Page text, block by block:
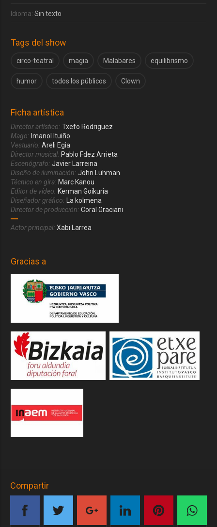
Idioma:Sin texto
Tags del show
circo-teatral magia Malabares equilibrismo
humor todos los públicos Clown
Ficha artística
Director artístico: Txefo Rodriguez
Mago: Imanol Ituiño
Vestuario: Areli Egia
Director musical: Pablo Fdez Arrieta
Escenógrafo: Javier Larreina
Diseño de iluminación: John Luhman
Técnico en gira: Marc Kanou
Editor de vídeo: Kerman Goikuria
Diseñador gráfico: La kolmena
Director de producción: Coral Graciani
Actor principal: Xabi Larrea
Gracias a
Compartir